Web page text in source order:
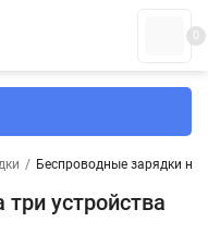
0
/ Беспроводные зарядки на
устройства